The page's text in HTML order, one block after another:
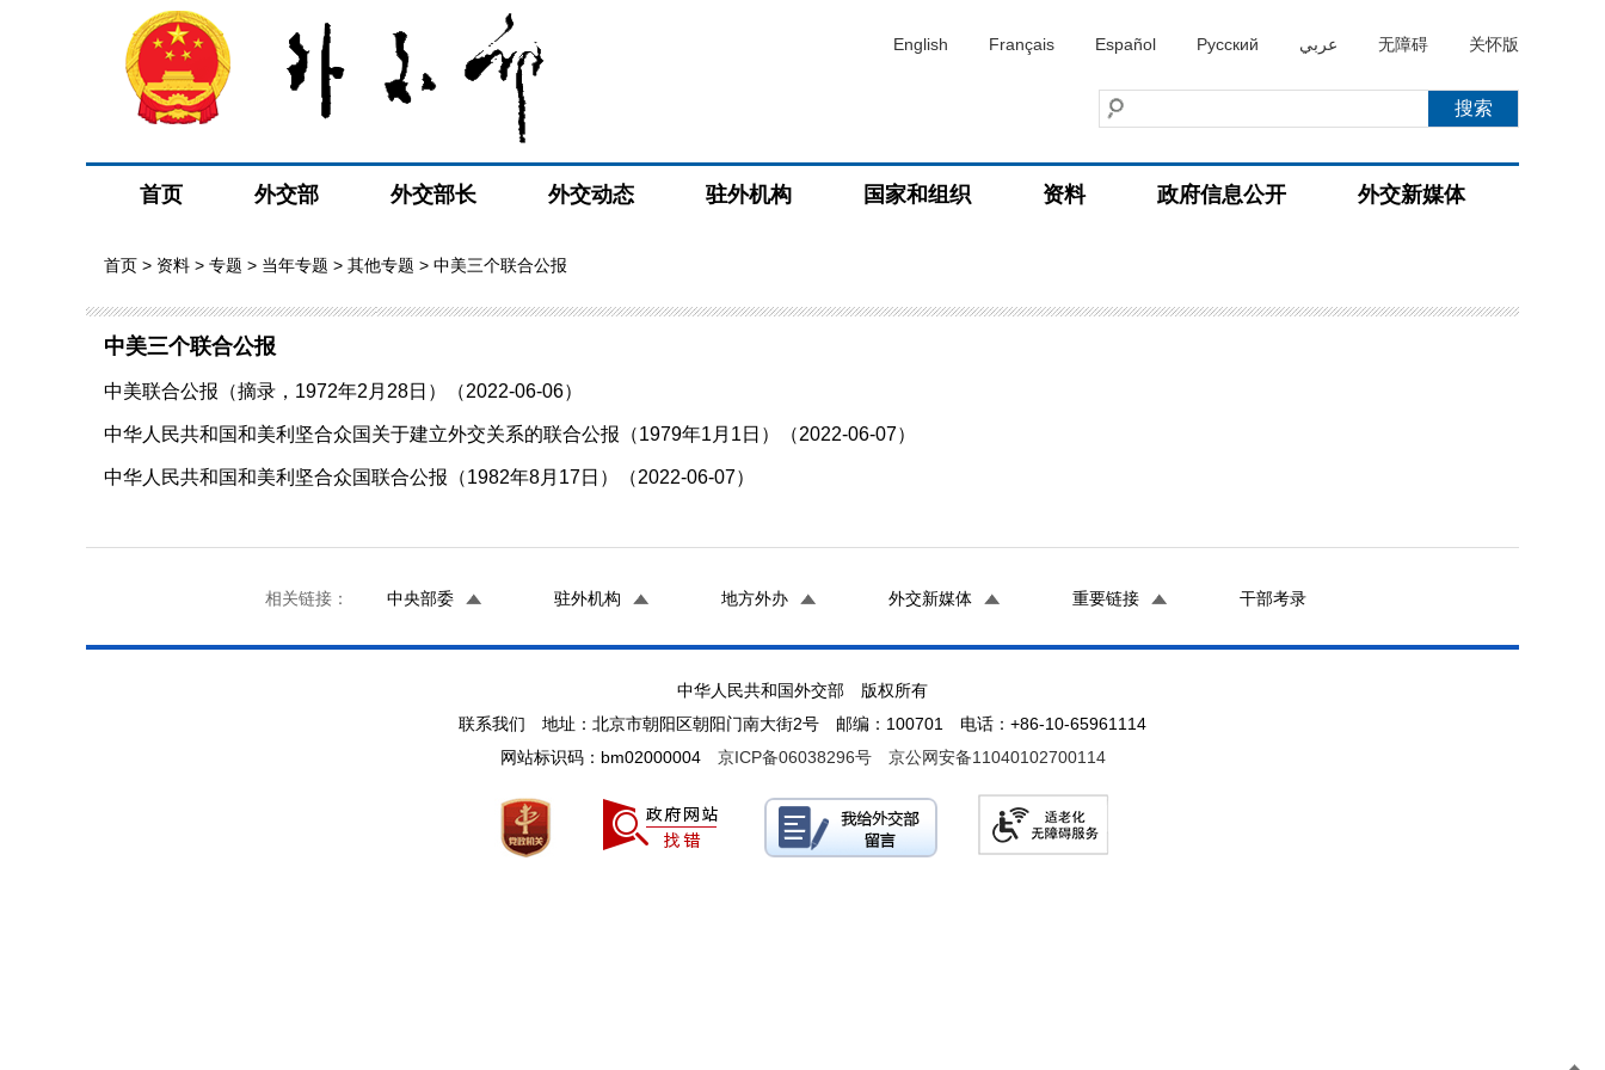
English Français Español Русский عربي 无障碍 关怀版
首页 外交部 外交部长 外交动态 驻外机构 国家和组织 资料 政府信息公开 外交新媒体
首页 > 资料 > 专题 > 当年专题 > 其他专题 > 中美三个联合公报
中美三个联合公报
中美联合公报（摘录，1972年2月28日）（2022-06-06）
中华人民共和国和美利坚合众国关于建立外交关系的联合公报（1979年1月1日）（2022-06-07）
中华人民共和国和美利坚合众国联合公报（1982年8月17日）（2022-06-07）
相关链接： 中央部委 驻外机构 地方外办 外交新媒体 重要链接 干部考录
中华人民共和国外交部 版权所有
联系我们 地址：北京市朝阳区朝阳门南大街2号 邮编：100701 电话：+86-10-65961114
网站标识码：bm02000004 京ICP备06038296号 京公网安备11040102700114